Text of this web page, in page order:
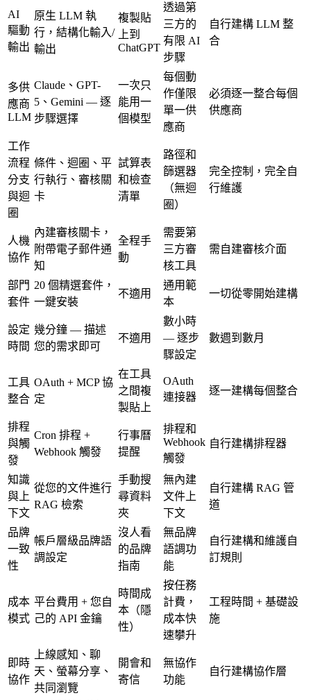
AI
驅動
輸出
原生 LLM 執
行，結構化輸入/
輸出
複製貼
上到
ChatGPT
透過第
三方的
有限 AI
步驟
自行建構 LLM 整
合
多供
應商
LLM
Claude、GPT-
5、Gemini — 逐
步驟選擇
一次只
能用一
個模型
每個動
作僅限
單一供
應商
必須逐一整合每個
供應商
工作
流程
分支
與迴
圈
條件、迴圈、平
行執行、審核關
卡
試算表
和檢查
清單
路徑和
篩選器
（無迴
圈）
完全控制，完全自
行維護
人機
協作
內建審核關卡，
附帶電子郵件通
知
全程手
動
需要第
三方審
核工具
需自建審核介面
部門
套件
20 個精選套件，
一鍵安裝
不適用
通用範
本
一切從零開始建構
設定
時間
幾分鐘 — 描述
您的需求即可
不適用
數小時
— 逐步
驟設定
數週到數月
工具
整合
OAuth + MCP 協
定
在工具
之間複
製貼上
OAuth
連接器
逐一建構每個整合
排程
與觸
發
Cron 排程 +
Webhook 觸發
行事曆
提醒
排程和
Webhook
觸發
自行建構排程器
知識
與上
下文
從您的文件進行
RAG 檢索
手動搜
尋資料
夾
無內建
文件上
下文
自行建構 RAG 管
道
品牌
一致
性
帳戶層級品牌語
調設定
沒人看
的品牌
指南
無品牌
語調功
能
自行建構和維護自
訂規則
成本
模式
平台費用 + 您自
己的 API 金鑰
時間成
本（隱
性）
按任務
計費，
成本快
速攀升
工程時間 + 基礎設
施
即時
協作
上線感知、聊
天、螢幕分享、
共同瀏覽
開會和
寄信
無協作
功能
自行建構協作層